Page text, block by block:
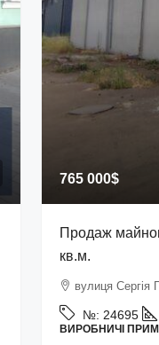
765 000$
Продаж
кв.м.
вулиця
№: 24695
ВИРОБНИЧІ